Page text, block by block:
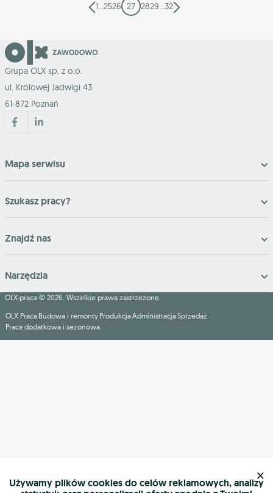
1…2526 27 2829…32
Grupa OLX sp. z o.o.
ul. Królowej Jadwigi 43
61-872 Poznań
Mapa serwisu
Szukasz pracy?
Znajdź nas
Narzędzia
OLX-praca © 2026. Wszelkie prawa zastrzeżone.
OLX Praca Budowa i remonty ProdukcjaAdministracjaSprzedaż
Praca dodatkowa i sezonowa
Używamy plików cookies do celów reklamowych, analizy
×